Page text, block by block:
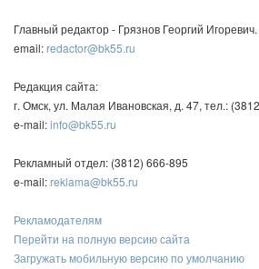
Главный редактор - Грязнов Георгий Игоревич.
email:redactor@bk55.ru
Редакция сайта:
г. Омск, ул. Малая Ивановская, д. 47, тел.:
e-mail:info@bk55.ru
Рекламный отдел: (3812) 666-895
e-mail:reklama@bk55.ru
Рекламодателям
Перейти на полную версию сайта
Загружать мобильную версию по умолчанию